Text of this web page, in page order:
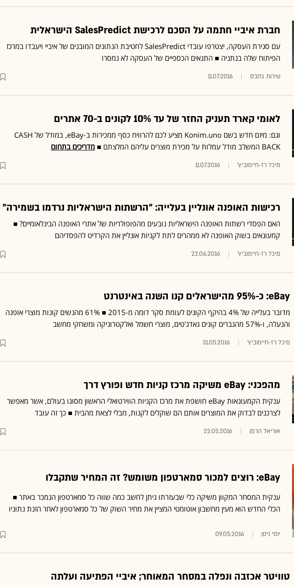
חברת איביי חתמה על הסכם לרכישת SalesPredict הישראלית
עם סגירת העסקה, יצטרפו עובדי SalesPredict לחטיבת הנתונים המובנים של איביי ויעבדו במרכז
הפיתוח שלה בנתניה ■ התנאים הכספיים של העסקה לא נמסרו
שירות גלובס 11.07.2016
לאומי קארד תעניק החזר של עד 10% לקונים ב-70 אתרים
וגם: מיזם חדש בשם Konim.uno מציע לכם להרוויח כסף ממכירות ב-eBay, במודל של CASH
BACK המשלב מודל עמלות על מכירת מוצרים עליהם המלצתם ■
מדריכים בתחום
מיכל רז-חיימוביץ' 11.07.2016
רכישות האופנה אונליין בעלייה: "הרשתות הישראליות נרדמו בשמירה"
האם הפסדי רשתות האופנה הישראליות נובעים מהפופולריות של אתרי האופנה הבינלאומיים? ■
קמעונאים בשוק האופנה לא ממהרים לתת לקניות אונליין את הקרדיט להפסדיהם
מיכל רז-חיימוביץ' 22.06.2016
eBay: כ-95% מהישראלים קנו השנה באינטרנט
מדובר בעלייה של 4% בהיקף הקונים לעומת סקר דומה מ-2015 ■ 61% מהנשים קונות מוצרי אופנה
והנעלה, ו-57% מהגברים קונים גאדג'טים, מוצרי חשמל ואלקטרוניקה ומשחקי מחשב
מיכל רז-חיימוביץ' 31.05.2016
מהפכני: eBay משיקה מרכז קניות חדש ופורץ דרך
ענקית הקמעונאות eBay חושפת את מרכז הקניות הווירטואלי הראשון מסוגו בעולם, אשר מאפשר
לצרכנים לבדוק את המוצרים אותם הם שוקלים לקנות, מבלי לצאת מהבית ■ כך זה עובד
אוריאל הרמן 22.05.2016
eBay: רוצים למכור סמארטפון משומש? זה המחיר שתקבלו
ענקית המסחר המקוון משיקה כלי שבעזרתו ניתן לחשב כמה שווה כל סמארטפון הנמכר באתר ■
הכלי החדש הוא מעין מחשבון אוטומטי המציין את מחיר השוק של כל סמארטפון לאחר הזנת נתוניו
יוסי ניסן 09.05.2016
טוויטר אכזבה ונפלה במסחר המאוחר; איביי הפתיעה ועלתה